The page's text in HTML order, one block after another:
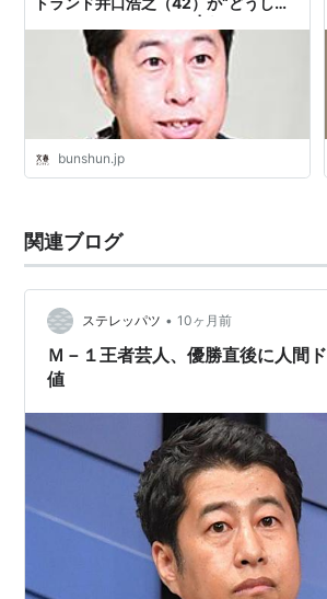
bunshun.jp
関連ブログ
ステレッパツ • 10ヶ月前
Ｍ－１王者芸人、優勝直後に人間
値